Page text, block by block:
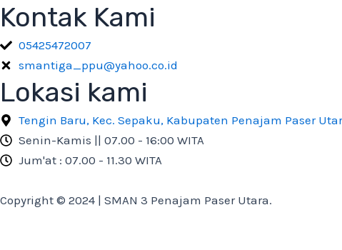
Kontak Kami
05425472007
smantiga_ppu@yahoo.co.id
Lokasi kami
Tengin Baru, Kec. Sepaku, Kabupaten Penajam Paser
Senin-Kamis || 07.00 - 16:00 WITA
Jum'at : 07.00 - 11.30 WITA
Copyright © 2024 | SMAN 3 Penajam Paser Utara.